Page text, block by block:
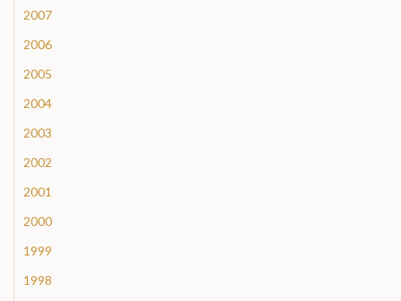
2007
2006
2005
2004
2003
2002
2001
2000
1999
1998